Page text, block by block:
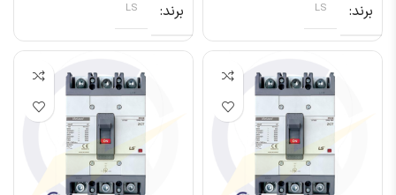
برند LS برند LS